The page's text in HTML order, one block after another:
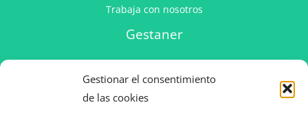
Gestionar el consentimiento
de las cookies
Trabaja con nosotros
Gestaner
CP 30100 El Puntal (Murcia)
+34 968 90 48 48